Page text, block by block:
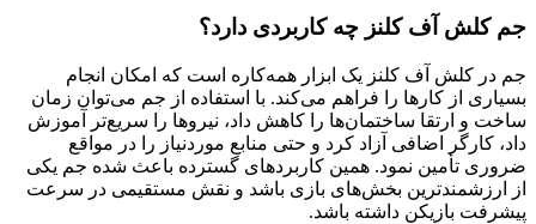
جم کلش آف کلنز چه کاربردی دارد؟
جم در کلش آف کلنز یک ابزار همه‌کاره است که امکان انجام
بسیاری از کارها را فراهم می‌کند. با استفاده از جم می‌توان زمان
ساخت و ارتقا ساختمان‌ها را کاهش داد، نیروها را سریع‌تر آموزش
داد، کارگر اضافی آزاد کرد و حتی منابع موردنیاز را در مواقع
ضروری تأمین نمود. همین کاربردهای گسترده باعث شده جم یکی
از ارزشمندترین بخش‌های بازی باشد و نقش مستقیمی در سرعت
پیشرفت بازیکن داشته باشد.